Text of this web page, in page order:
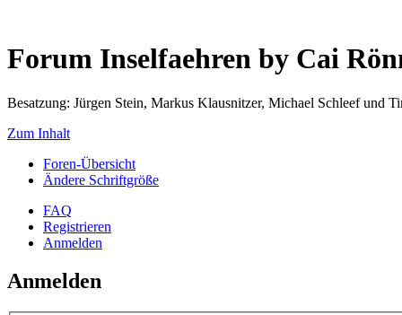
Forum Inselfaehren by Cai
Besatzung: Jürgen Stein, Markus Klausnitzer, Michael Schleef und
Zum Inhalt
Foren-Übersicht
Ändere Schriftgröße
FAQ
Registrieren
Anmelden
Anmelden